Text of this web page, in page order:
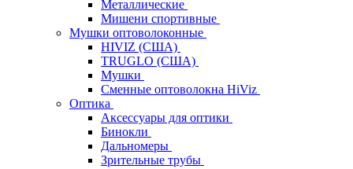
Металлические
Мишени спортивные
Мушки оптоволоконные
HIVIZ (США)
TRUGLO (США)
Мушки
Сменные оптоволокна HiViz
Оптика
Аксессуары для оптики
Бинокли
Дальномеры
Зрительные трубы